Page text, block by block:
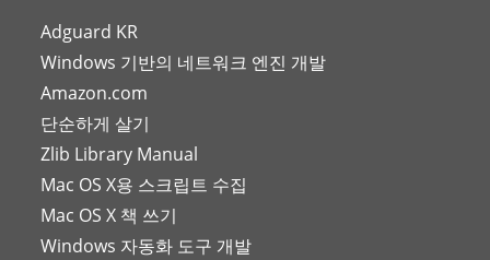
Adguard KR
Windows 기반의 네트워크 엔진 개발
Amazon.com
단순하게 살기
Zlib Library Manual
Mac OS X용 스크립트 수집
Mac OS X 책 쓰기
Windows 자동화 도구 개발